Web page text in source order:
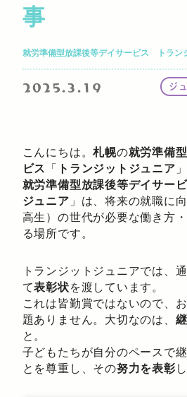
事
就労準備型放課後等デイサービス トラン
2025.3.19 ジ
こんにちは。札幌の就労準備
ビス 「 トランジットジュニア
就労準備型放課後等デイサー
ジュニア 」は、将来の就職に
高生）の世代が必要な働き方
る場所です。
トランジットジュニアでは、
て表彰状を渡しています。
これは皆勤賞ではないので、
題ありません。大切なのは、
と。
子どもたちが自分のペースで
とを尊重し、その努力を表彰